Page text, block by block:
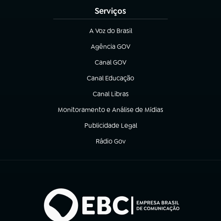
Serviços
A Voz do Brasil
(abre em nova aba)
Agência GOV
(abre em nova aba)
Canal GOV
(abre em nova aba)
Canal Educação
(abre em nova aba)
Canal Libras
(abre em nova aba)
Monitoramento e Análise de Mídias
(abre em nova aba)
Publicidade Legal
(abre em nova aba)
Rádio Gov
(abre em nova aba)